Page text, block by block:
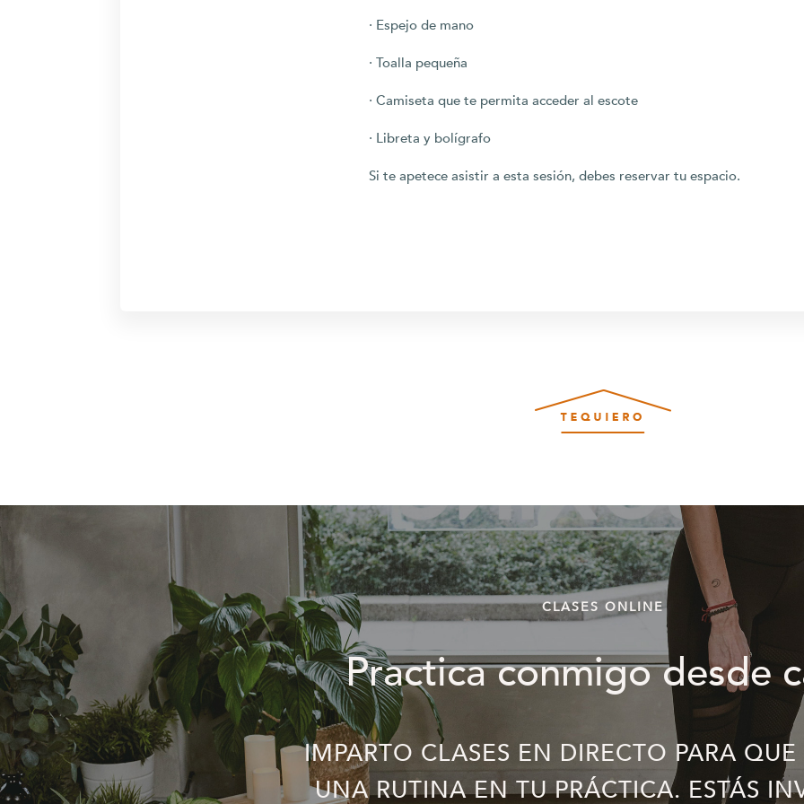
· Espejo de mano
· Toalla pequeña
· Camiseta que te permita acceder al escote
· Libreta y bolígrafo
Si te apetece asistir a esta sesión, debes reservar tu espacio.
CLASES ONLINE
Practica conmigo desde
IMPARTO CLASES EN DIRECTO PARA
UNA RUTINA EN TU PRÁCTICA. ESTÁS